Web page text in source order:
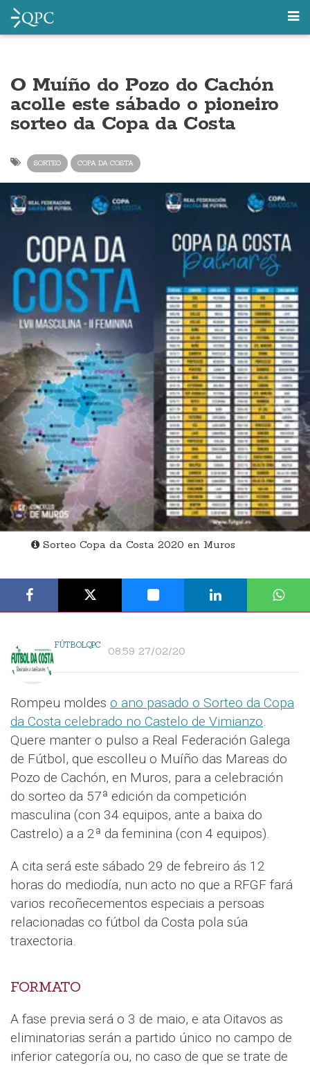
O Muíño do Pozo do Cachón
acolle este sábado o pioneiro
sorteo da Copa da Costa
SORTEO COPA DA COSTA
Sorteo Copa da Costa 2020 en Muros
FÚTBOLQPC 08:59 27/02/20
Rompeu moldes o ano pasado o Sorteo da Copa
da Costa celebrado no Castelo de Vimianzo.
Quere manter o pulso a Real Federación Galega
de Fútbol, que escolleu o Muíño das Mareas do
Pozo de Cachón, en Muros, para a celebración
do sorteo da 57ª edición da competición
masculina (con 34 equipos, ante a baixa do
Castrelo) a a 2ª da feminina (con 4 equipos).
A cita será este sábado 29 de febreiro ás 12
horas do mediodía, nun acto no que a RFGF fará
varios recoñecementos especiais a persoas
relacionadas co fútbol da Costa pola súa
traxectoria.
FORMATO
A fase previa será o 3 de maio, e ata Oitavos as
eliminatorias serán a partido único no campo de
inferior categoría ou, no caso de que se trate de